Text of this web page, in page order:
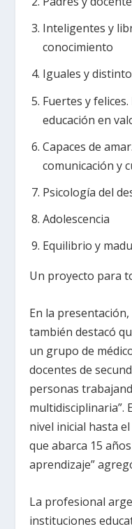
Inteligentes y
conocimiento
Iguales y
Fuertes y
educación en
Capaces de
comunicación y
Psicología del
Adolescencia
Equilibrio y
Un proyecto para
En la
también destacó
un grupo de
docentes de
personas
multidisciplinaria”.
nivel inicial hasta
que abarca 15
aprendizaje”
La profesional
instituciones